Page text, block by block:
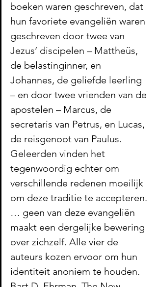
boeken waren geschreven, dat
hun favoriete evangeliën waren
geschreven door twee van
Jezus’ discipelen – Mattheüs,
de belastinginner, en
Johannes, de geliefde leerling
– en door twee vrienden van de
apostelen – Marcus, de
secretaris van Petrus, en Lucas,
de reisgenoot van Paulus.
Geleerden vinden het
tegenwoordig echter om
verschillende redenen moeilijk
om deze traditie te accepteren.
… geen van deze evangeliën
maakt een dergelijke bewering
over zichzelf. Alle vier de
auteurs kozen ervoor om hun
identiteit anoniem te houden.